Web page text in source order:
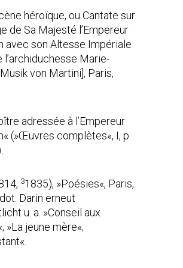
héroïque, ou Cantate sur
de Sa Majesté l’Empereur
avec son Altesse Impériale
l’archiduchesse Marie-
von Martini], Paris,
adressée à l’Empereur
(»Œuvres complètes«, I, p.
31835), »Poésies«, Paris,
Darin erneut
u. a. »Conseil aux
»La jeune mère«;